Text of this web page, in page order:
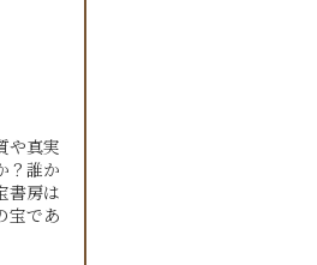
や真実
？誰か
書房は
宝であ